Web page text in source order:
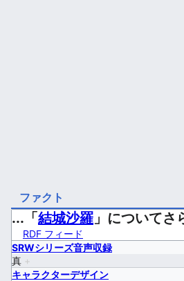
ファクト
...「結城沙羅 」についてさ
RDF フィード
SRWシリーズ音声収録
真 +
キャラクターデザイン